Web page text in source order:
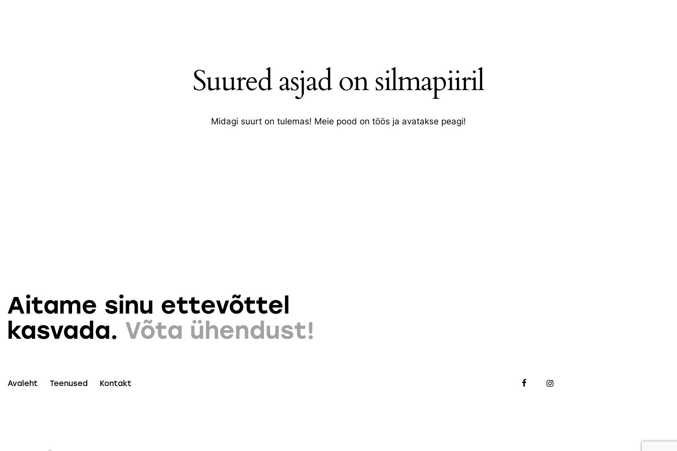
Suured asjad on silmapiiril
Midagi suurt on tulemas! Meie pood on töös ja avatakse peagi!
Aitame sinu ettevõttel
kasvada. Võta ühendust!
Avaleht Teenused Kontakt